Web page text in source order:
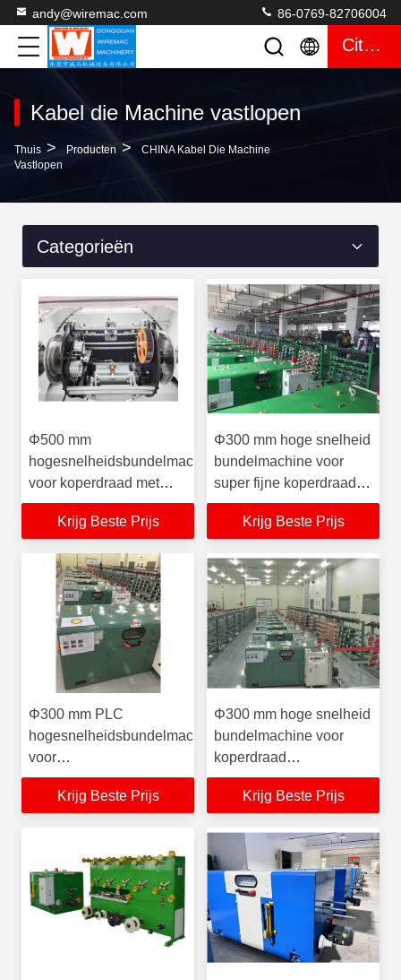
andy@wiremac.com 86-0769-82706004
Citaat
Kabel die Machine vastlopen
Thuis > Producten >
CHINA Kabel Die Machine
Vastlopen
Categorieën
Φ500 mm
hogesnelheidsbundelmachine
voor koperdraad met
PLC-systeem 3000 RPM
gebundelde
Krijg Beste Prijs
Φ300 mm hoge snelheid
bundelmachine voor
super fijne koperdraad
kabelgeleider die
machine
maakt
Krijg Beste Prijs
Φ300 mm PLC
hogesnelheidsbundelmachine
voor
koperdraadkabelgeleider
Krijg Beste Prijs
Φ300 mm hoge snelheid
bundelmachine voor
koperdraad
kabelgeleider die
machine
maakt
Krijg Beste Prijs